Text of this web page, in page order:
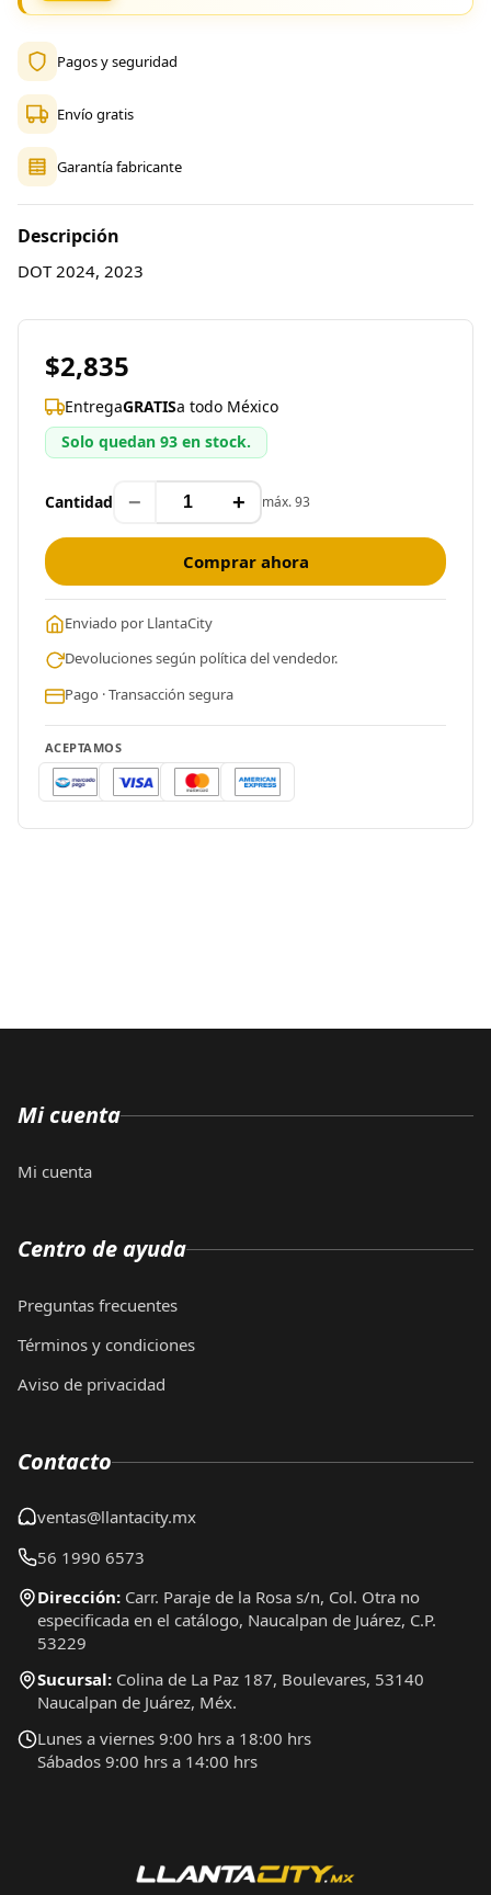
Pagos y seguridad
Envío gratis
Garantía fabricante
Descripción
DOT 2024, 2023
$2,835
EntregaGRATISa todo México
Solo quedan 93 en stock.
Cantidad − + máx. 93
Comprar ahora
Enviado por LlantaCity
Devoluciones según política del vendedor.
Pago · Transacción segura
ACEPTAMOS
Mi cuenta
Mi cuenta
Centro de ayuda
Preguntas frecuentes
Términos y condiciones
Aviso de privacidad
Contacto
ventas@llantacity.mx
56 1990 6573
Dirección: Carr. Paraje de la Rosa s/n, Col. Otra no
especificada en el catálogo, Naucalpan de Juárez, C.P.
53229
Sucursal: Colina de La Paz 187, Boulevares, 53140
Naucalpan de Juárez, Méx.
Lunes a viernes 9:00 hrs a 18:00 hrs
Sábados 9:00 hrs a 14:00 hrs